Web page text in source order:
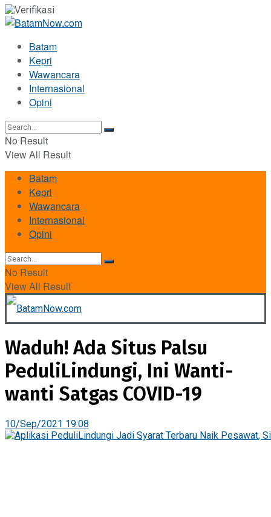
Batam
Kepri
Wawancara
Internasional
Opini
No Result
View All Result
Batam
Kepri
Wawancara
Internasional
Opini
No Result
View All Result
Waduh! Ada Situs Palsu
PeduliLindungi, Ini Wanti-
wanti Satgas COVID-19
10/Sep/2021 19:08